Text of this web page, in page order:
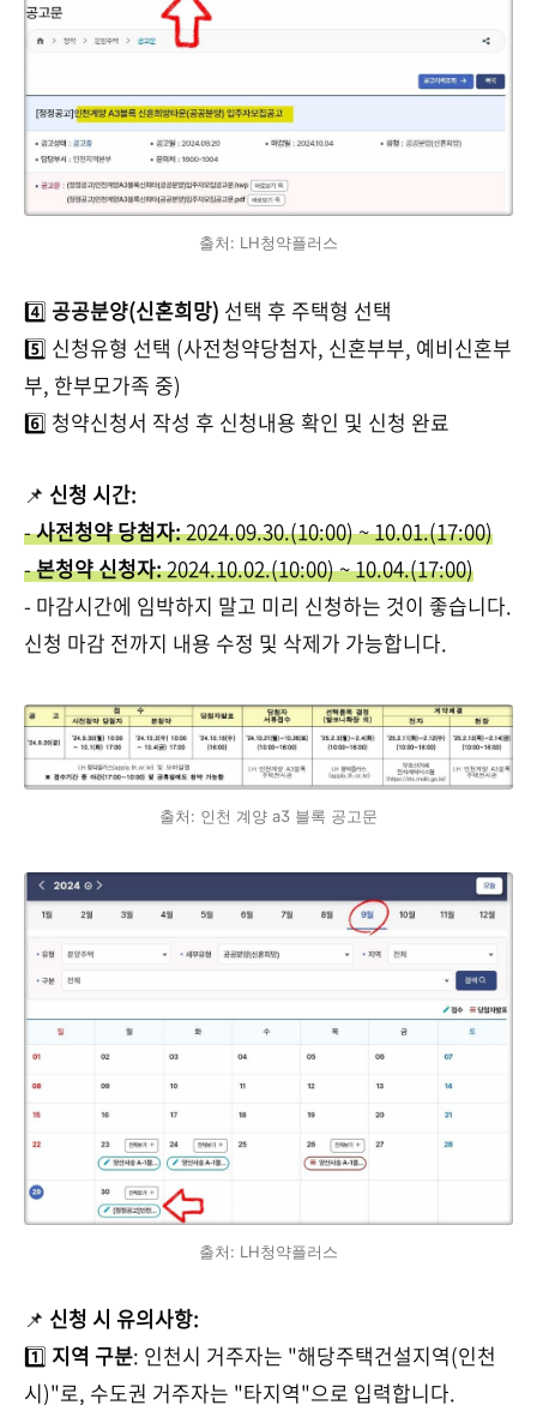
출처: LH청약플러스
4️⃣ 공공분양(신혼희망) 선택 후 주택형 선택
5️⃣ 신청유형 선택 (사전청약당첨자, 신혼부부, 예비신혼부
부, 한부모가족 중)
6️⃣ 청약신청서 작성 후 신청내용 확인 및 신청 완료
📌 신청 시간:
-사전청약 당첨자:2024.09.30.(10:00) ~ 10.01.(17:00)
-본청약 신청자:2024.10.02.(10:00) ~ 10.04.(17:00)
- 마감시간에 임박하지 말고 미리 신청하는 것이 좋습니다.
신청 마감 전까지 내용 수정 및 삭제가 가능합니다.
출처: 인천 계양 a3 블록 공고문
출처: LH청약플러스
📌 신청 시 유의사항:
1️⃣ 지역 구분: 인천시 거주자는 "해당주택건설지역(인천
시)"로, 수도권 거주자는 "타지역"으로 입력합니다.